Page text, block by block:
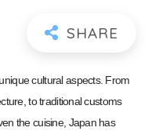
cultural aspects. From
to traditional customs
the cuisine, Japan has